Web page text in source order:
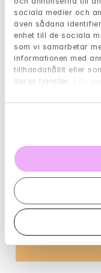
sociala medier och
även sådana
enhet till de sociala
som vi samarbetar
informationen med
tillhandahållit eller
deras tjänster.
Var kan du
Nynäshamn
Borde
senaste tiden?
du få en
hjälp.